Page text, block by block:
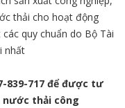
thải cho hoạt động
quy chuẩn do Bộ Tài
nhất
839-717 để được tư
nước thải công